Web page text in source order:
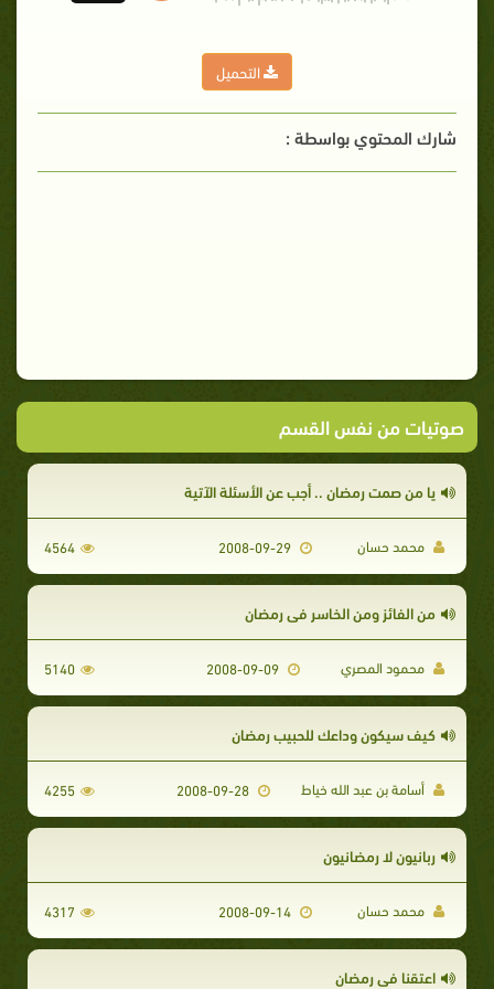
التحميل
شارك المحتوي بواسطة :
صوتيات من نفس القسم
يا من صمت رمضان .. أجب عن الأسئلة الآتية
محمد حسان 4564
من الفائز ومن الخاسر في رمضان
محمود المصري 5140
كيف سيكون وداعك للحبيب رمضان
أسامة بن عبد الله خياط 4255
ربانيون لا رمضانيون
محمد حسان 4317
اعتقنا في رمضان